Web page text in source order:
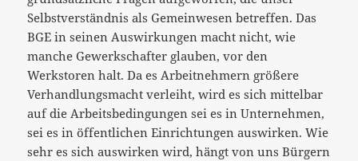
Selbstverständnis als Gemeinwesen betreffen. Das
BGE in seinen Auswirkungen macht nicht, wie
manche Gewerkschafter glauben, vor den
Werkstoren halt. Da es Arbeitnehmern größere
Verhandlungsmacht verleiht, wird es sich mittelbar
auf die Arbeitsbedingungen sei es in Unternehmen,
sei es in öffentlichen Einrichtungen auswirken. Wie
sehr es sich auswirken wird, hängt von uns Bürgern